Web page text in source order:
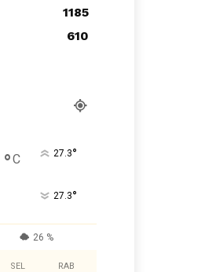
1185
610
°C 27.3°
27.3°
26 %
SEL RAB